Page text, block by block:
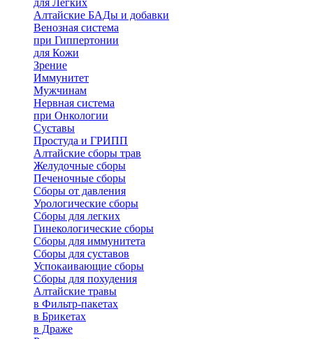
для Легких
Алтайские БАДы и добавки
Венозная система
при Гиппертонии
для Кожи
Зрение
Иммунитет
Мужчинам
Нервная система
при Онкологии
Суставы
Простуда и ГРИПП
Алтайские сборы трав
Желудочные сборы
Печеночные сборы
Сборы от давления
Урологические сборы
Сборы для легких
Гинекологические сборы
Сборы для иммунитета
Сборы для суставов
Успокаивающие сборы
Сборы для похудения
Алтайские травы
в Фильтр-пакетах
в Брикетах
в Драже